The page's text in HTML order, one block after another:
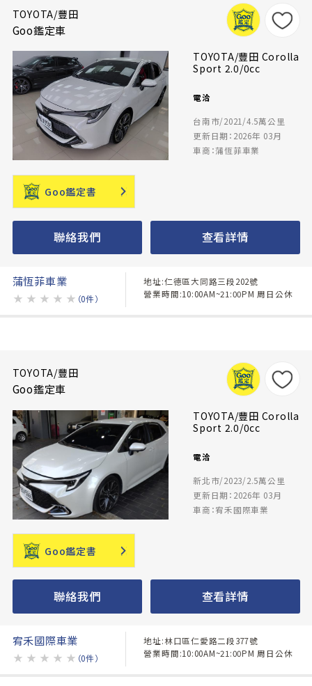
TOYOTA/豐田
Goo鑑定車
TOYOTA/豐田 Corolla
Sport 2.0/0cc
電洽
台南市/2021/4.5萬公里
更新日期：2026年 03月
車商：蒲恆菲車業
Goo鑑定書
聯絡我們 查看詳情
蒲恆菲車業
★ ★ ★ ★ ★ （0件）
地址:仁德區大同路三段202號
營業時間:10:00AM~21:00PM 周日公休
TOYOTA/豐田
Goo鑑定車
TOYOTA/豐田 Corolla
Sport 2.0/0cc
電洽
新北市/2023/2.5萬公里
更新日期：2026年 03月
車商：宥禾國際車業
Goo鑑定書
聯絡我們 查看詳情
宥禾國際車業
★ ★ ★ ★ ★ （0件）
地址:林口區仁愛路二段377號
營業時間:10:00AM~21:00PM 周日公休